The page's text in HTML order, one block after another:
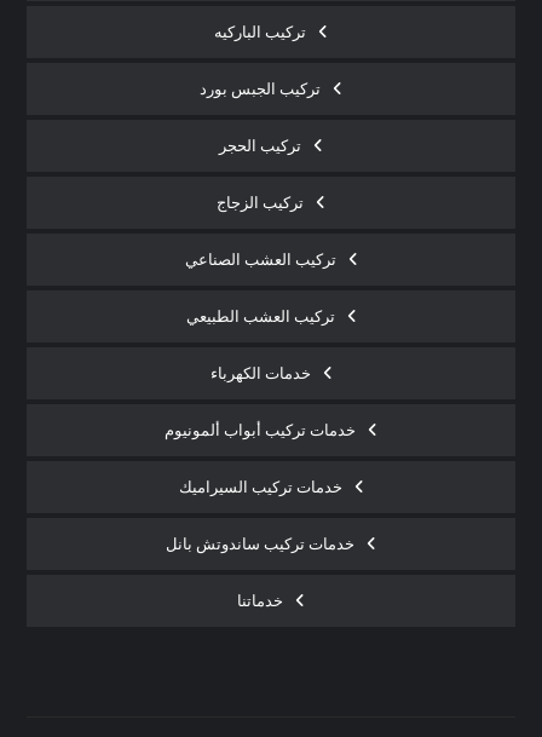
تركيب الباركيه
تركيب الجبس بورد
تركيب الحجر
تركيب الزجاج
تركيب العشب الصناعي
تركيب العشب الطبيعي
خدمات الكهرباء
خدمات تركيب أبواب ألمونيوم
خدمات تركيب السيراميك
خدمات تركيب ساندوتش بانل
خدماتنا